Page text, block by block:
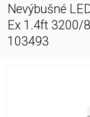
Nevýbušné
Ex 1.4ft 3200/
103493